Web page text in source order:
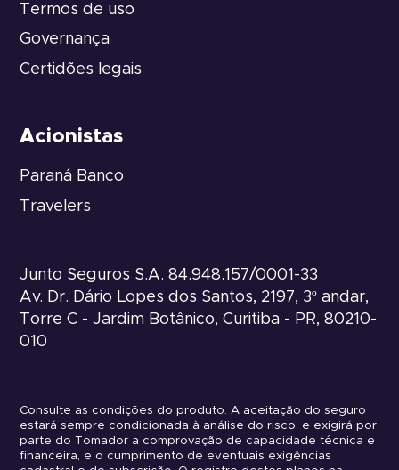
Termos de uso
Governança
Certidões legais
Acionistas
Paraná Banco
Travelers
Junto Seguros S.A. 84.948.157/0001-33
Av. Dr. Dário Lopes dos Santos, 2197, 3º andar,
Torre C - Jardim Botânico, Curitiba - PR, 80210-
010
Consulte as condições do produto. A aceitação do seguro
estará sempre condicionada à análise do risco, e exigirá por
parte do Tomador a comprovação de capacidade técnica e
financeira, e o cumprimento de eventuais exigências